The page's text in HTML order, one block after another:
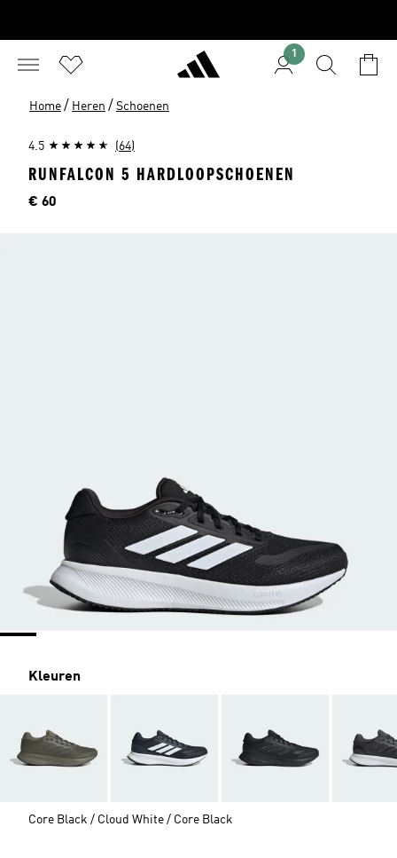
1
Home / Heren / Schoenen
4.5 (64)
RUNFALCON 5 HARDLOOPSCHOENEN
Price
€ 60
Kleuren
Core Black / Cloud White / Core Black